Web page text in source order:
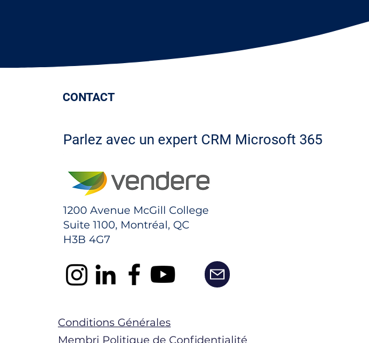
CONTACT
Parlez avec un expert CRM Microsoft 365
1200 Avenue McGill College
Suite 1100, Montréal, QC
H3B 4G7
Conditions Générales
Membri Politique de Confidentialité